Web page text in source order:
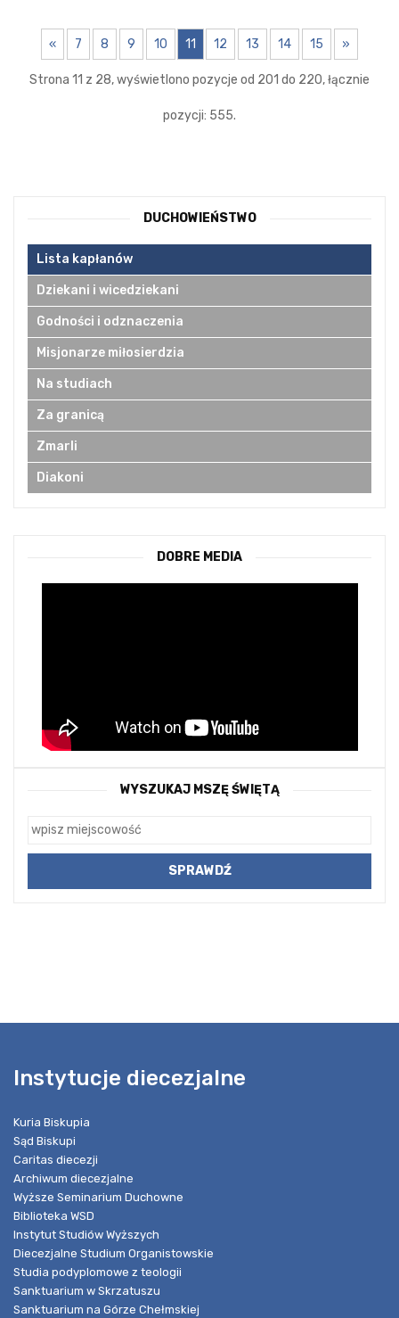
« 7 8 9 10 11 12 13 14 15 »
Strona 11 z 28, wyświetlono pozycje od 201 do 220, łącznie
pozycji: 555.
DUCHOWIEŃSTWO
Lista kapłanów
Dziekani i wicedziekani
Godności i odznaczenia
Misjonarze miłosierdzia
Na studiach
Za granicą
Zmarli
Diakoni
DOBRE MEDIA
WYSZUKAJ MSZĘ ŚWIĘTĄ
Instytucje diecezjalne
Kuria Biskupia
Sąd Biskupi
Caritas diecezji
Archiwum diecezjalne
Wyższe Seminarium Duchowne
Biblioteka WSD
Instytut Studiów Wyższych
Diecezjalne Studium Organistowskie
Studia podyplomowe z teologii
Sanktuarium w Skrzatuszu
Sanktuarium na Górze Chełmskiej